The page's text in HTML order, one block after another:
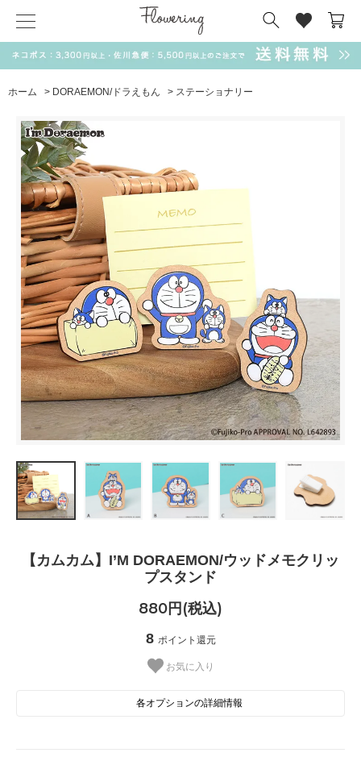
ホーム > DORAEMON/ドラえもん > ステーショナリー
【カムカム】I’M DORAEMON/ウッドメモクリッ
プスタンド
880円(税込)
8 ポイント還元
お気に入り
各オプションの詳細情報
気化冷却スカーフ matsui サンリオ キーポーチ
MAGUFIT チャーム ドラえもん